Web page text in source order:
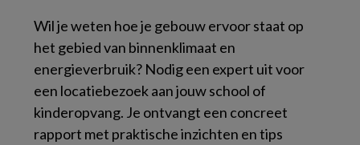
Wil je weten hoe je gebouw ervoor staat op
het gebied van binnenklimaat en
energieverbruik? Nodig een expert uit voor
een locatiebezoek aan jouw school of
kinderopvang. Je ontvangt een concreet
rapport met praktische inzichten en tips